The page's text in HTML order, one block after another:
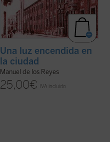
Una luz encendida en
la ciudad
Manuel de los Reyes
25,00€ IVA incluido